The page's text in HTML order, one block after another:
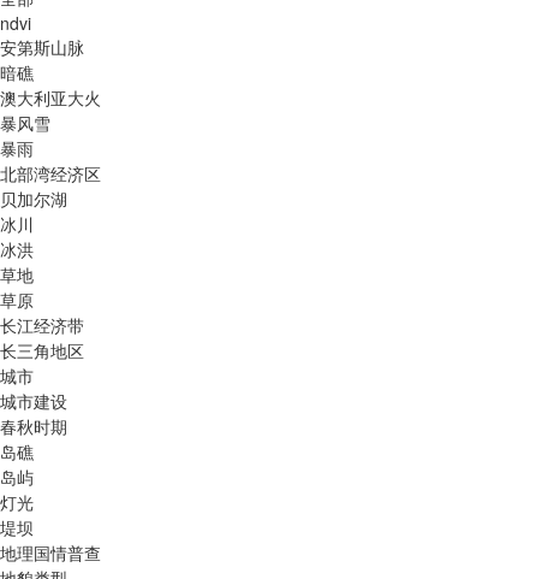
ndvi
安第斯山脉
暗礁
澳大利亚大火
暴风雪
暴雨
北部湾经济区
贝加尔湖
冰川
冰洪
草地
草原
长江经济带
长三角地区
城市
城市建设
春秋时期
岛礁
岛屿
灯光
堤坝
地理国情普查